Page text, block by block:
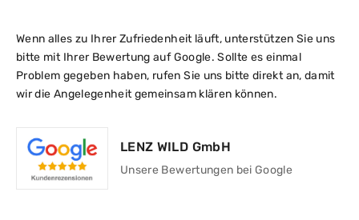
Wenn alles zu Ihrer Zufriedenheit läuft, unterstützen Sie uns
bitte mit Ihrer Bewertung auf Google. Sollte es einmal
Problem gegeben haben, rufen Sie uns bitte direkt an, damit
wir die Angelegenheit gemeinsam klären können.
LENZ WILD GmbH
Unsere Bewertungen bei Google